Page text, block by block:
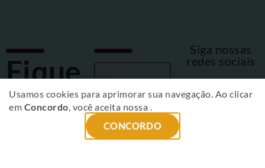
Fique
por
dentro
Siga nossas
redes sociais
CONCORDO
Usamos cookies para aprimorar sua navegação. Ao clicar
em Concordo, você aceita nossa .